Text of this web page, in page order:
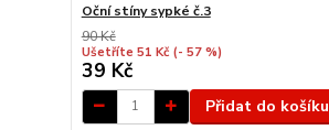
Oční stíny sypké č.3
90 Kč
Ušetříte 51 Kč (- 57 %)
39 Kč
Přidat do košíku